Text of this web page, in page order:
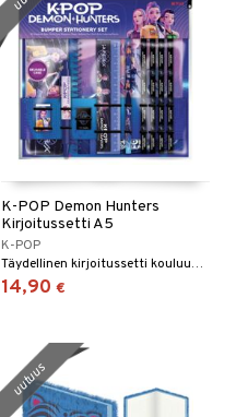
K-POP Demon Hunters
Kirjoitussetti A5
K-POP
Täydellinen kirjoitussetti kouluun tai kotitoimistoon.
14,90 €
uutuus